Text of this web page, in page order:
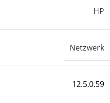
HP
Netzwerk
12.5.0.59